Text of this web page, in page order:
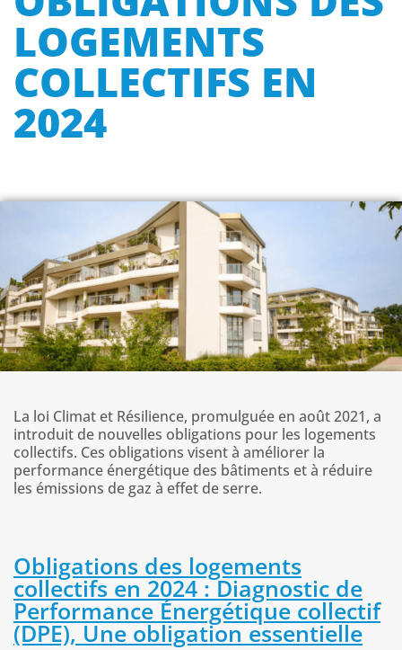
LOGEMENTS
COLLECTIFS EN
2024
La loi Climat et Résilience, promulguée en août 2021, a
introduit de nouvelles obligations pour les logements
collectifs. Ces obligations visent à améliorer la
performance énergétique des bâtiments et à réduire
les émissions de gaz à effet de serre.
Obligations des logements
collectifs en 2024 : Diagnostic de
Performance Énergétique collectif
(DPE), Une obligation essentielle